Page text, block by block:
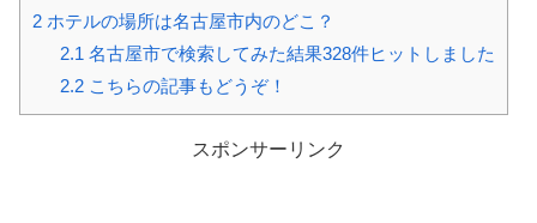
2 ホテルの場所は名古屋市内のどこ？
2.1 名古屋市で検索してみた結果328件ヒットしました
2.2こちらの記事もどうぞ！
スポンサーリンク